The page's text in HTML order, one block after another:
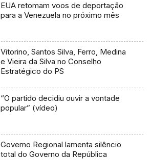
EUA retomam voos de deportação
para a Venezuela no próximo mês
Vitorino, Santos Silva, Ferro, Medina
e Vieira da Silva no Conselho
Estratégico do PS
“O partido decidiu ouvir a vontade
popular” (vídeo)
Governo Regional lamenta silêncio
total do Governo da República